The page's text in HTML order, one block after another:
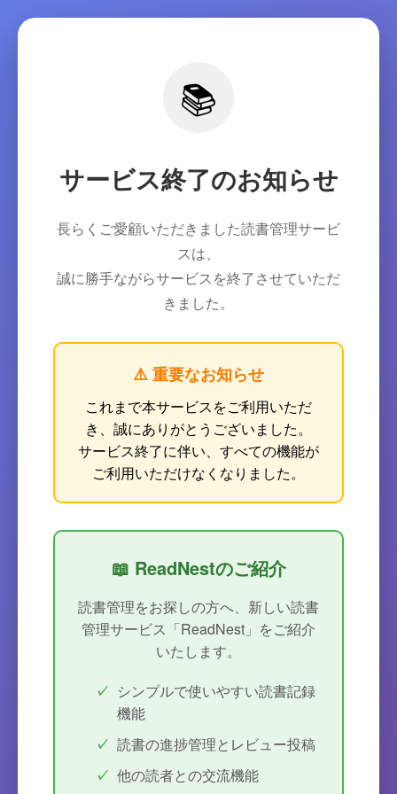
📚
サービス終了のお知らせ
長らくご愛顧いただきました読書管理サービ
スは、
誠に勝手ながらサービスを終了させていただ
きました。
⚠️ 重要なお知らせ
これまで本サービスをご利用いただ
き、誠にありがとうございました。
サービス終了に伴い、すべての機能が
ご利用いただけなくなりました。
📖 ReadNestのご紹介
読書管理をお探しの方へ、新しい読書
管理サービス「ReadNest」をご紹介
いたします。
シンプルで使いやすい読書記録
機能
読書の進捗管理とレビュー投稿
他の読者との交流機能